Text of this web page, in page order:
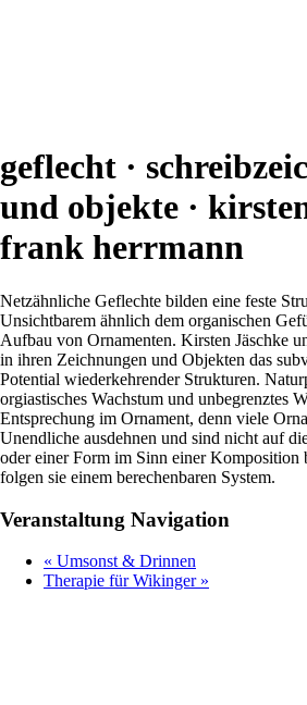
geflecht ·
und objekte ·
frank herrmann
Netzähnliche Geflechte bilden eine feste
Unsichtbarem ähnlich dem organischen
Aufbau von Ornamenten. Kirsten Jäschke
in ihren Zeichnungen und Objekten das
Potential wiederkehrender Strukturen.
orgiastisches Wachstum und unbegrenztes
Entsprechung im Ornament, denn viele
Unendliche ausdehnen und sind nicht auf
oder einer Form im Sinn einer Komposition
folgen sie einem berechenbaren System.
Veranstaltung Navigation
« Umsonst & Drinnen
Therapie für Wikinger »